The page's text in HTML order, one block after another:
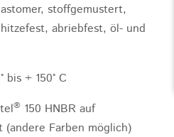
stoffgemustert,
abriebfest, öl- und
bis + 150° C
® 150 HNBR auf
Farben möglich)